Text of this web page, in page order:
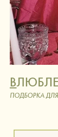
В
ПОДБОРКА ДЛЯ